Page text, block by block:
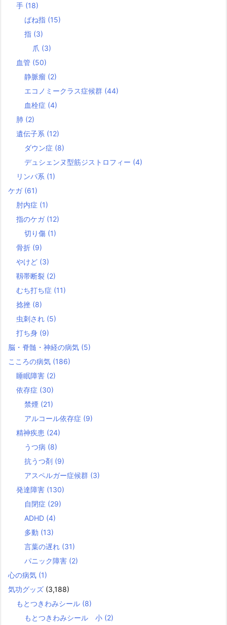
手 (18)
ばね指 (15)
指 (3)
爪 (3)
血管 (50)
静脈瘤 (2)
エコノミークラス症候群 (44)
血栓症 (4)
肺 (2)
遺伝子系 (12)
ダウン症 (8)
デュシェンヌ型筋ジストロフィー (4)
リンパ系 (1)
ケガ (61)
肘内症 (1)
指のケガ (12)
切り傷 (1)
骨折 (9)
やけど (3)
靱帯断裂 (2)
むち打ち症 (11)
捻挫 (8)
虫刺され (5)
打ち身 (9)
脳・脊髄・神経の病気 (5)
こころの病気 (186)
睡眠障害 (2)
依存症 (30)
禁煙 (21)
アルコール依存症 (9)
精神疾患 (24)
うつ病 (8)
抗うつ剤 (9)
アスペルガー症候群 (3)
発達障害 (130)
自閉症 (29)
ADHD (4)
多動 (13)
言葉の遅れ (31)
パニック障害 (2)
心の病気 (1)
気功グッズ (3,188)
もとつきわみシール (8)
もとつきわみシール 小 (2)